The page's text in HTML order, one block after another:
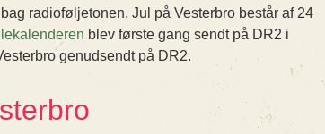
radioføljetonen. Jul på Vesterbro består af 24
blev første gang sendt på DR2 i
genudsendt på DR2.